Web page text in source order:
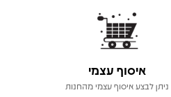
איסוף עצמי
ניתן לבצע איסוף עצמי מהחנות